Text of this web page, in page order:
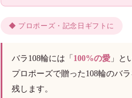
◆ プロポーズ・記念日ギフトに
バラ108輪には「 100%の愛 」と
プロポーズで贈った108輪のバラ
残します。